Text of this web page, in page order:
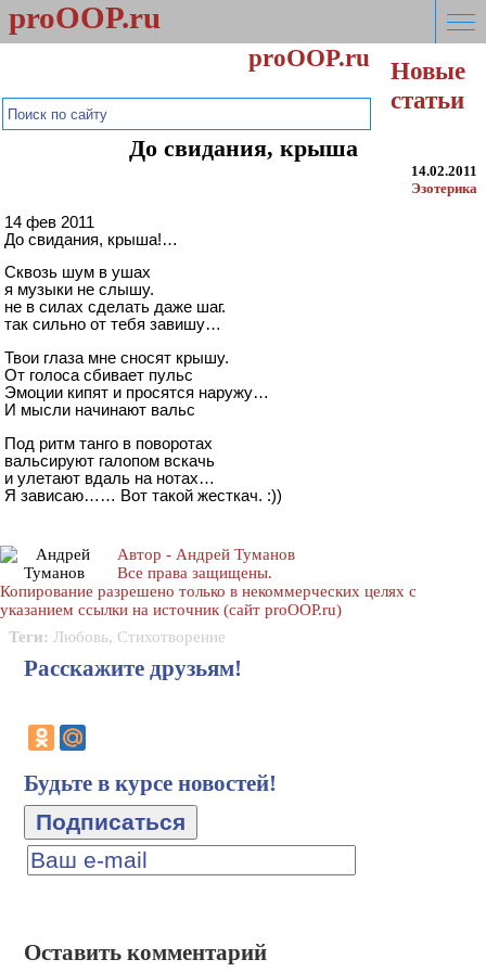
proOOP.ru
proOOP.ru
Новые
статьи
До свидания, крыша
14.02.2011
Эзотерика
14 фев 2011
До свидания, крыша!…
Сквозь шум в ушах
я музыки не слышу.
не в силах сделать даже шаг.
так сильно от тебя завишу…
Твои глаза мне сносят крышу.
От голоса сбивает пульс
Эмоции кипят и просятся наружу…
И мысли начинают вальс
Под ритм танго в поворотах
вальсируют галопом вскачь
и улетают вдаль на нотах…
Я зависаю…… Вот такой жесткач. :))
Автор - Андрей Туманов
Все права защищены.
Копирование разрешено только в некоммерческих целях с
указанием ссылки на источник (сайт proOOP.ru)
Теги: Любовь, Стихотворение
Расскажите друзьям!
Будьте в курсе новостей!
Оставить комментарий